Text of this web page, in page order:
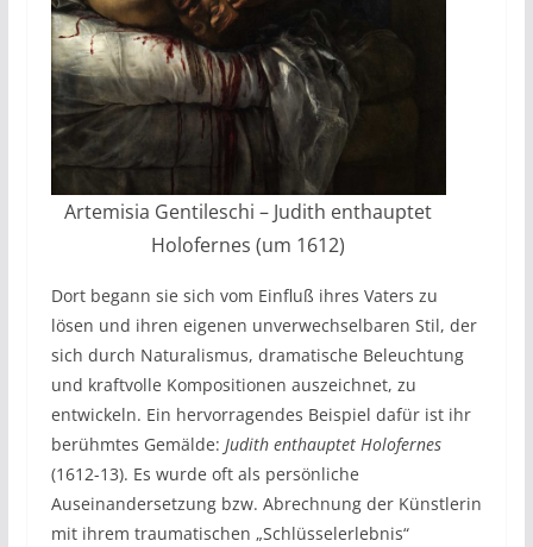
Artemisia Gentileschi – Judith enthauptet
Holofernes (um 1612)
Dort begann sie sich vom Einfluß ihres Vaters zu
lösen und ihren eigenen unverwechselbaren Stil, der
sich durch Naturalismus, dramatische Beleuchtung
und kraftvolle Kompositionen auszeichnet, zu
entwickeln. Ein hervorragendes Beispiel dafür ist ihr
berühmtes Gemälde: Judith enthauptet Holofernes
(1612-13). Es wurde oft als persönliche
Auseinandersetzung bzw. Abrechnung der Künstlerin
mit ihrem traumatischen „Schlüsselerlebnis“